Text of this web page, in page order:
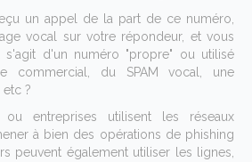
un appel de la part de ce numéro,
vocal sur votre répondeur, et vous
s'agit d'un numéro "propre" ou utilisé
commercial, du SPAM vocal, une
?
ou entreprises utilisent les réseaux
à bien des opérations de phishing
peuvent également utiliser les lignes,